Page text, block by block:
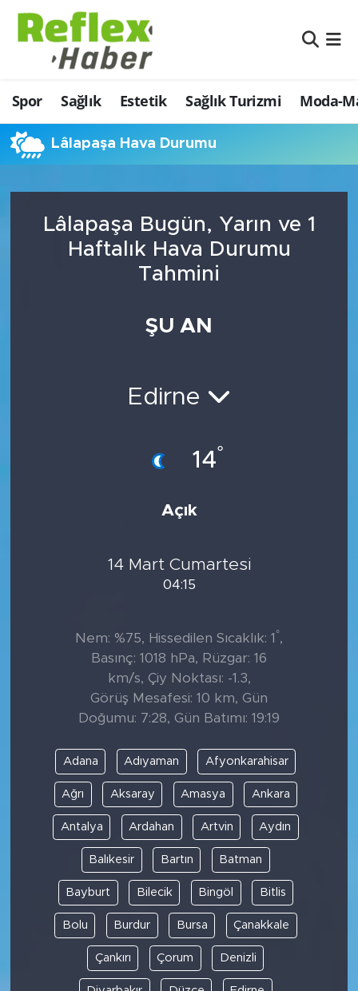
Spor Sağlık Estetik Sağlık Turizmi Moda-
Lâlapaşa Hava Durumu
Lâlapaşa Bugün, Yarın ve 1
Haftalık Hava Durumu
Tahmini
ŞU AN
Edirne
14°
Açık
14 Mart Cumartesi
04:15
Nem: %75, Hissedilen Sıcaklık: 1 °,
Basınç: 1018 hPa, Rüzgar: 16
km/s, Çiy Noktası: -1.3,
Görüş Mesafesi: 10 km, Gün
Doğumu: 7:28, Gün Batımı: 19:19
Adana Adıyaman Afyonkarahisar
Ağrı Aksaray Amasya Ankara
Antalya Ardahan Artvin Aydın
Balıkesir Bartın Batman
Bayburt Bilecik Bingöl Bitlis
Bolu Burdur Bursa Çanakkale
Çankırı Çorum Denizli
Eğitim
Estetik
Firmalardan
İş ve Ekonomi
Moda-Magazin-Eğlence
Nöbetçi Eczaneler
Hava Durumu
Namaz Vakitleri
Şampiyonlar Ligi Puan Durumu ve Fikstür
Tüm Manşetler